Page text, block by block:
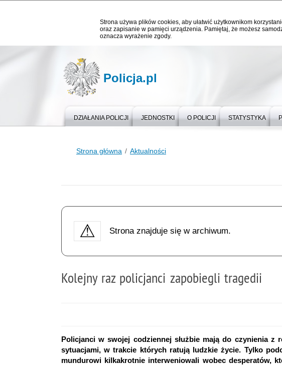
Strona używa plików cookies, aby ułatwić użytkownikom
oraz zapisanie w pamięci urządzenia. Pamiętaj, że możesz
oznacza wyrażenie zgody.
Policja.pl
DZIAŁANIA POLICJI JEDNOSTKI O POLICJI STATYSTYKA
Strona główna Aktualności
Strona znajduje się w archiwum.
Kolejny raz policjanci zapobiegli tragedii
Policjanci w swojej codziennej służbie mają do czynienia z
sytuacjami, w trakcie których ratują ludzkie życie. Tylko
mundurowi kilkakrotnie interweniowali wobec desperatów,